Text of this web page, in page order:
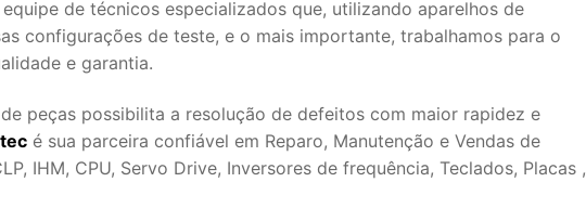
de técnicos especializados que, utilizando aparelhos de
configurações de teste, e o mais importante, trabalhamos para o
e garantia.
peças possibilita a resolução de defeitos com maior rapidez e
é sua parceira confiável em Reparo, Manutenção e Vendas de
IHM, CPU, Servo Drive, Inversores de frequência, Teclados, Placas ,